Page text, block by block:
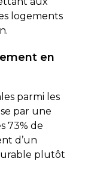
logements
en
parmi les
par une
73% de
d’un
plutôt